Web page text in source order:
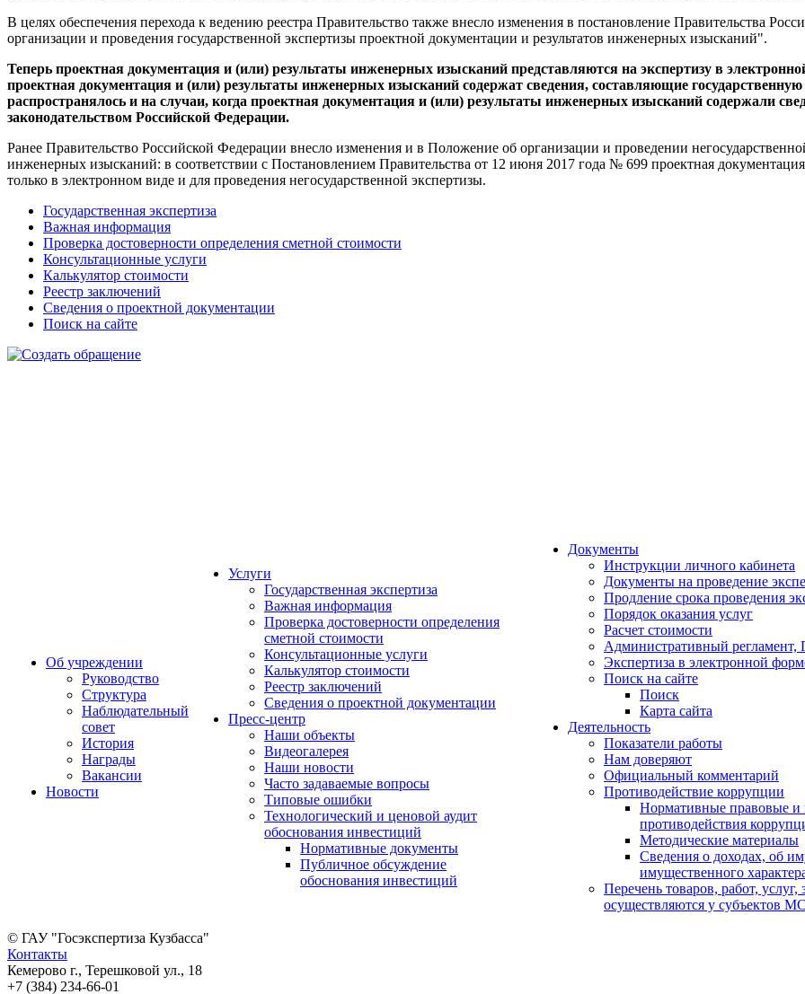
В целях обеспечения перехода к ведению реестра Правительство также внесло изменения в постановление Правительства
организации и проведения государственной экспертизы проектной документации и результатов инженерных изысканий".
Теперь проектная документация и (или) результаты инженерных изысканий представляются на экспертизу в
проектная документация и (или) результаты инженерных изысканий содержат сведения, составляющие
распространялось и на случаи, когда проектная документация и (или) результаты инженерных изысканий содержали
законодательством Российской Федерации.
Ранее Правительство Российской Федерации внесло изменения и в Положение об организации и проведении
инженерных изысканий: в соответствии с Постановлением Правительства от 12 июня 2017 года № 699 проектная
только в электронном виде и для проведения негосударственной экспертизы.
Государственная экспертиза
Важная информация
Проверка достоверности определения сметной стоимости
Консультационные услуги
Калькулятор стоимости
Реестр заключений
Сведения о проектной документации
Поиск на сайте
Об учреждении
Руководство
Структура
Наблюдательный
совет
История
Награды
Вакансии
Новости
Услуги
Государственная экспертиза
Важная информация
Проверка достоверности определения
сметной стоимости
Консультационные услуги
Калькулятор стоимости
Реестр заключений
Сведения о проектной документации
Пресс-центр
Наши объекты
Видеогалерея
Наши новости
Часто задаваемые вопросы
Типовые ошибки
Технологический и ценовой аудит
обоснования инвестиций
Нормативные документы
Публичное обсуждение
обоснования инвестиций
Документы
Инструкции личного кабинета
Документы на проведение
Продление срока проведения
Порядок оказания услуг
Расчет стоимости
Административный регламент,
Экспертиза в электронной
Поиск на сайте
Поиск
Карта сайта
Деятельность
Показатели работы
Нам доверяют
Официальный комментарий
Противодействие коррупции
Нормативные правовые и
противодействия
Методические материалы
Сведения о доходах, об
имущественного
Перечень товаров, работ,
осуществляются у субъектов
© ГАУ "Госэкспертиза Кузбасса"
Контакты
Кемерово г., Терешковой ул., 18
+7 (384) 234-66-01